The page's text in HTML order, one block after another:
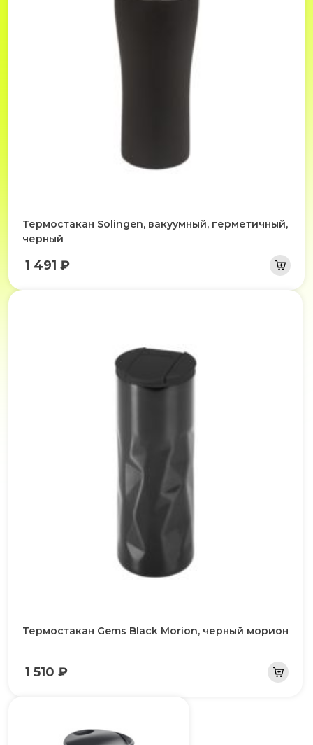
Термостакан Solingen, вакуумный, герметичный,
черный
1 491 ₽
Термостакан Gems Black Morion, черный морион
1 510 ₽